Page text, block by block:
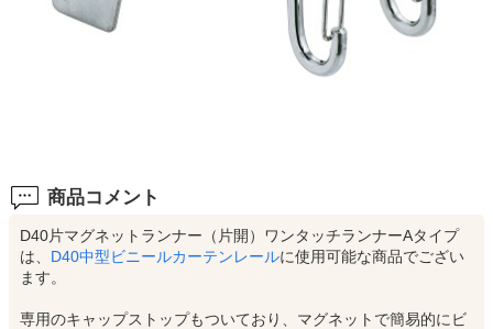
商品コメント
D40片マグネットランナー（片開）ワンタッチランナーAタイプ
は、 D40中型ビニールカーテンレールに使用可能な商品でござい
ます。
専用のキャップストップもついており、マグネットで簡易的にビ